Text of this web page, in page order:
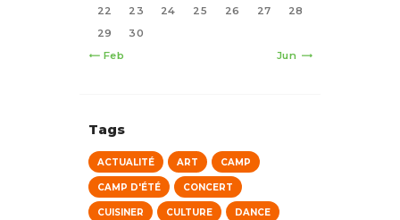
« Feb Jun »
22
23 24 25 26 27
28
29
30
Tags
ACTUALITÉ ART CAMP
CAMP D'ÉTÉ CONCERT
CUISINER CULTURE DANCE